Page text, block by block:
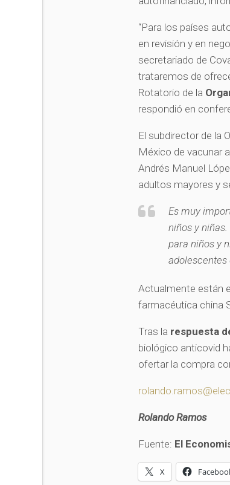
“Para los países
en revisión y en
secretariado de
trataremos de
Rotatorio de la
respondió en
El subdirector de la
México de vacunar
Andrés Manuel
adultos mayores y
Es muy
niños y
para niños y
adolescentes
Actualmente están
farmacéutica china
Tras la respuesta
biológico anticovid
ofertar la compra
Rolando Ramos
Fuente: El
X